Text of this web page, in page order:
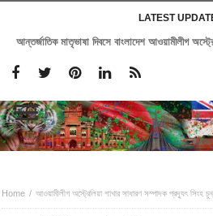
LATEST
আন্তর্জাতিক মাতৃভাষা দিবসে বাংলাদেশ আওয়ামীলীগ
Home আওয়ামীলীগ অস্ট্রেলিয়া শাখার সাধারণ সম্পাদক প্রদ্যূৎ সিংহ